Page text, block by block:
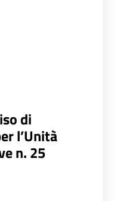
di
l’Unità
n. 25